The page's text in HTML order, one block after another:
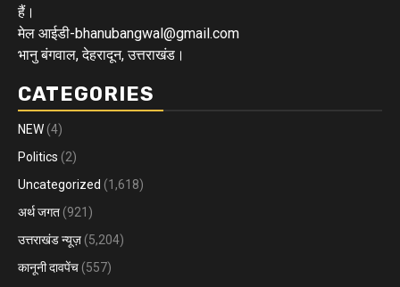
हैं।
मेल आईडी-bhanubangwal@gmail.com
भानु बंगवाल, देहरादून, उत्तराखंड।
CATEGORIES
NEW (4)
Politics (2)
Uncategorized (1,618)
अर्थ जगत (921)
उत्तराखंड न्यूज़ (5,204)
कानूनी दावपेंच (557)